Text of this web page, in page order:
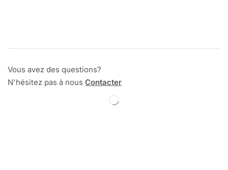
Vous avez des questions?
N'hésitez pas à nous Contacter